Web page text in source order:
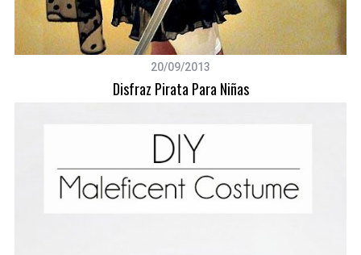
20/09/2013
Disfraz Pirata Para Niñas